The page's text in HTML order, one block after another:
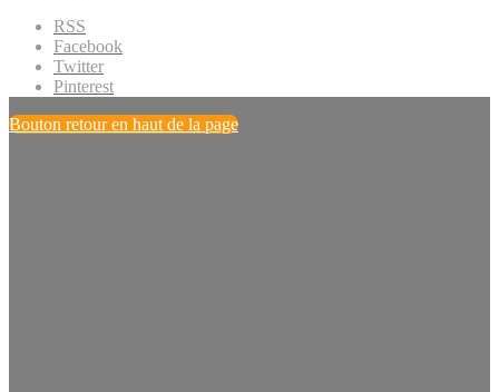
RSS
Facebook
Twitter
Pinterest
Bouton retour en haut de la page